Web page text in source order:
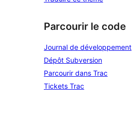
Parcourir le code
Journal de développement
Dépôt Subversion
Parcourir dans Trac
Tickets Trac